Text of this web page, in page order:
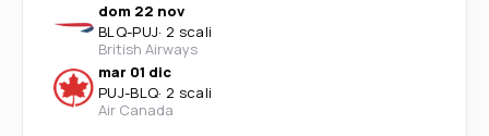
dom 22 nov
BLQ-PUJ· 2 scali
British Airways
mar 01 dic
PUJ-BLQ· 2 scali
Air Canada